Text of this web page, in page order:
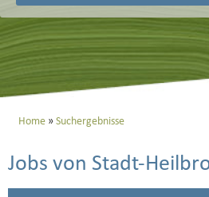
Home Suchergebnisse
Jobs von Stadt-